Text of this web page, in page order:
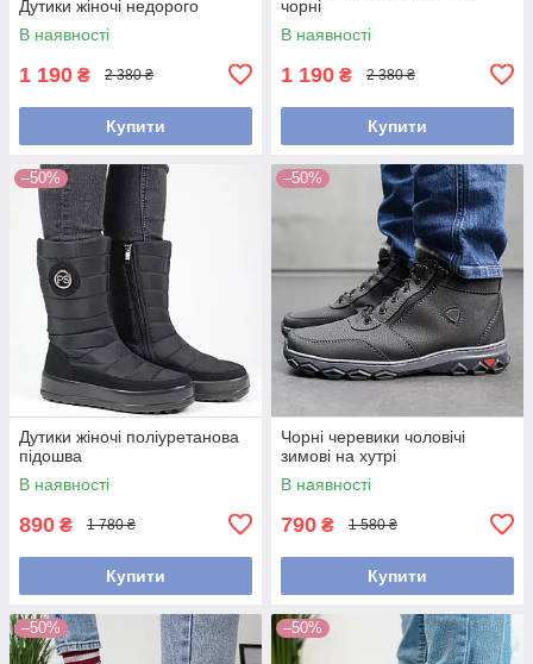
Дутики жіночі недорого
В наявності
1 190 ₴ 2 380 ₴
Купити
чорні
В наявності
1 190 ₴ 2 380 ₴
Купити
–50%
Дутики жіночі поліуретанова
підошва
В наявності
890 ₴ 1 780 ₴
Купити
–50%
Чорні черевики чоловічі
зимові на хутрі
В наявності
790 ₴ 1 580 ₴
Купити
–50% –50%